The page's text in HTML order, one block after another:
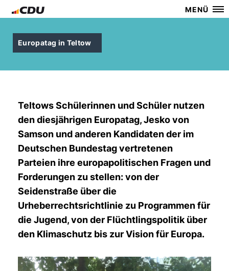
MENÜ
Europatag in Teltow
Teltows Schülerinnen und Schüler nutzen
den diesjährigen Europatag, Jesko von
Samson und anderen Kandidaten der im
Deutschen Bundestag vertretenen
Parteien ihre europapolitischen Fragen und
Forderungen zu stellen: von der
Seidenstraße über die
Urheberrechtsrichtlinie zu Programmen für
die Jugend, von der Flüchtlingspolitik über
den Klimaschutz bis zur Vision für Europa.